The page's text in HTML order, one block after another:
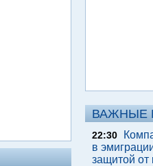
ВАЖНЫЕ
22:30
в
защитой от